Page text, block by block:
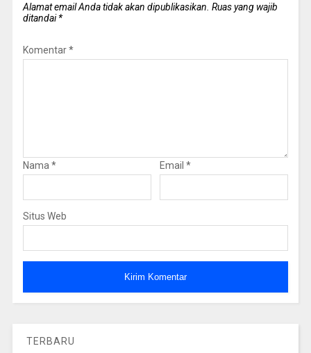
Alamat email Anda tidak akan dipublikasikan. Ruas yang wajib
ditandai*
Komentar*
Nama * Email *
Situs Web
TERBARU